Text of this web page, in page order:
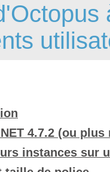
M'inscrire au
MailIntegration
Mobile Octopus
Outils
permissions
Portail Web
4.7.2 (ou plus
instances sur